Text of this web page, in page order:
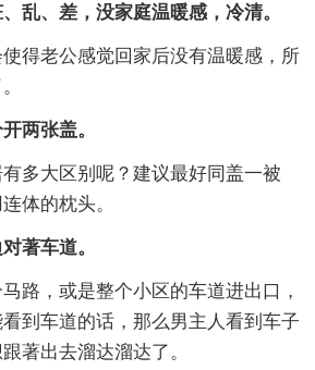
乱、差，没家庭温暖感，冷清。
得老公感觉回家后没有温暖感，所
两张盖。
多大区别呢？建议最好同盖一被
体的枕头。
著车道。
路，或是整个小区的车道进出口，
到车道的话，那么男主人看到车子
著出去溜达溜达了。